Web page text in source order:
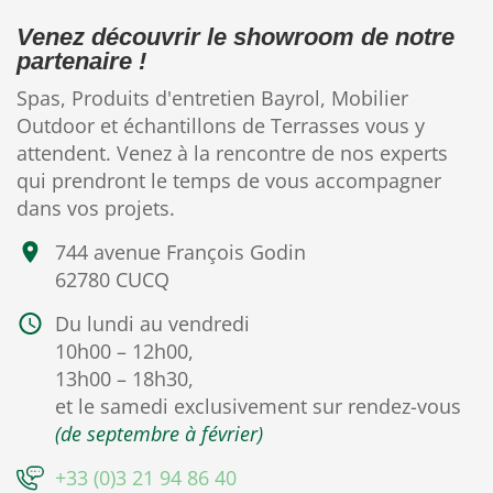
Venez découvrir le showroom de notre
partenaire !
Spas, Produits d'entretien Bayrol, Mobilier
Outdoor et échantillons de Terrasses vous y
attendent. Venez à la rencontre de nos experts
qui prendront le temps de vous accompagner
dans vos projets.
744 avenue François Godin
62780 CUCQ
Du lundi au vendredi
10h00 – 12h00,
13h00 – 18h30,
et le samedi exclusivement sur rendez-vous
(de septembre à février)
+33 (0)3 21 94 86 40